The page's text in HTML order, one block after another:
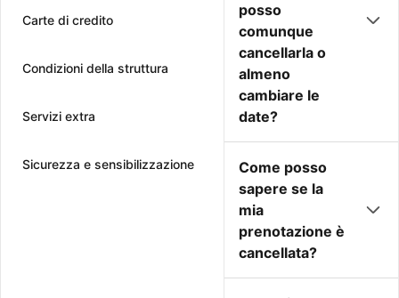
Carte di credito
Condizioni della struttura
Servizi extra
Sicurezza e sensibilizzazione
posso
comunque
cancellarla o
almeno
cambiare le
date?
Come posso
sapere se la
mia
prenotazione è
cancellata?